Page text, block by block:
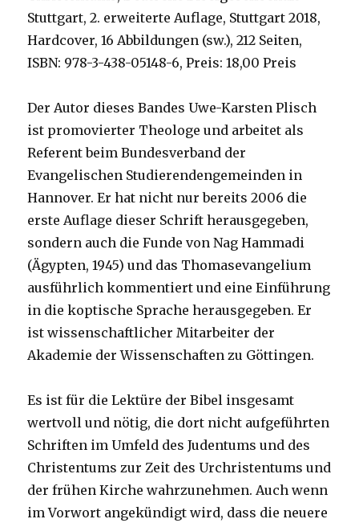
Stuttgart, 2. erweiterte Auflage, Stuttgart 2018,
Hardcover, 16 Abbildungen (sw.), 212 Seiten,
ISBN: 978-3-438-05148-6, Preis: 18,00 Preis
Der Autor dieses Bandes Uwe-Karsten Plisch
ist promovierter Theologe und arbeitet als
Referent beim Bundesverband der
Evangelischen Studierendengemeinden in
Hannover. Er hat nicht nur bereits 2006 die
erste Auflage dieser Schrift herausgegeben,
sondern auch die Funde von Nag Hammadi
(Ägypten, 1945) und das Thomasevangelium
ausführlich kommentiert und eine Einführung
in die koptische Sprache herausgegeben. Er
ist wissenschaftlicher Mitarbeiter der
Akademie der Wissenschaften zu Göttingen.
Es ist für die Lektüre der Bibel insgesamt
wertvoll und nötig, die dort nicht aufgeführten
Schriften im Umfeld des Judentums und des
Christentums zur Zeit des Urchristentums und
der frühen Kirche wahrzunehmen. Auch wenn
im Vorwort angekündigt wird, dass die neuere